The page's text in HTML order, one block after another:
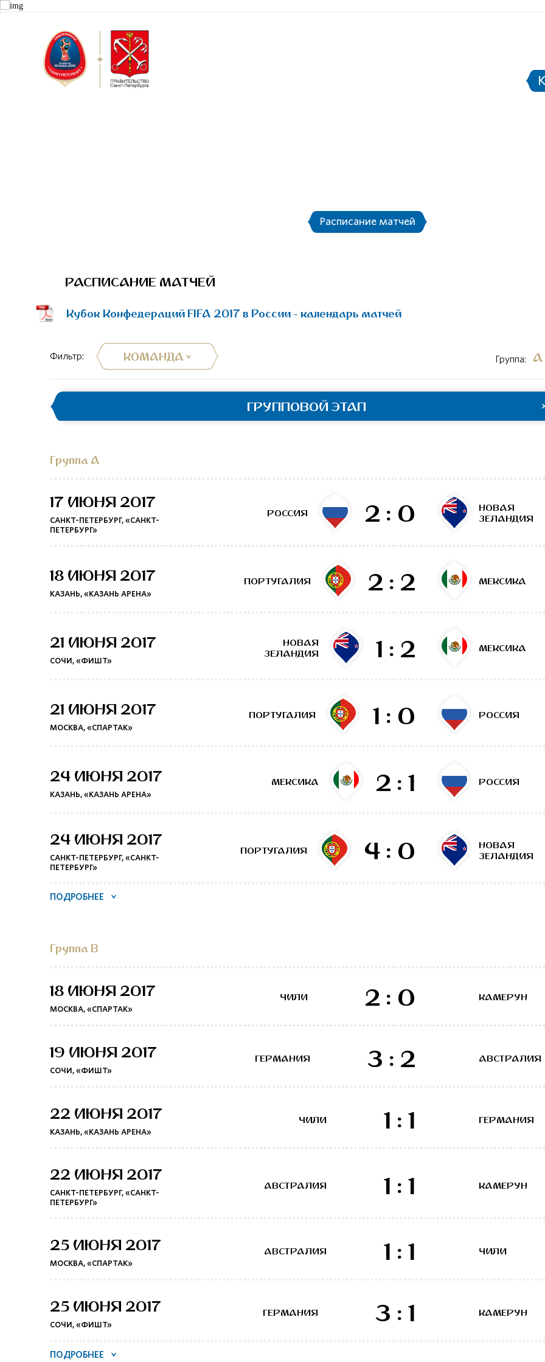
Расписание матчей
РАСПИСАНИЕ МАТЧЕЙ
Кубок Конфедераций FIFA 2017 в России - календарь матчей
Фильтр: КОМАНДА Группа: A
ГРУППОВОЙ ЭТАП
Группа A
17 ИЮНЯ 2017
САНКТ-ПЕТЕРБУРГ, «САНКТ-
ПЕТЕРБУРГ»
РОССИЯ 2:0
НОВАЯ
ЗЕЛАНДИЯ
18 ИЮНЯ 2017
КАЗАНЬ, «КАЗАНЬ АРЕНА»
ПОРТУГАЛИЯ 2:2 МЕКСИКА
21 ИЮНЯ 2017
СОЧИ, «ФИШТ»
НОВАЯ
ЗЕЛАНДИЯ
1:2 МЕКСИКА
21 ИЮНЯ 2017
МОСКВА, «СПАРТАК»
ПОРТУГАЛИЯ 1:0 РОССИЯ
24 ИЮНЯ 2017
КАЗАНЬ, «КАЗАНЬ АРЕНА»
МЕКСИКА 2:1 РОССИЯ
24 ИЮНЯ 2017
САНКТ-ПЕТЕРБУРГ, «САНКТ-
ПЕТЕРБУРГ»
ПОРТУГАЛИЯ 4:0
НОВАЯ
ЗЕЛАНДИЯ
ПОДРОБНЕЕ
Группа B
18 ИЮНЯ 2017
МОСКВА, «СПАРТАК»
ЧИЛИ 2:0 КАМЕРУН
19 ИЮНЯ 2017
СОЧИ, «ФИШТ»
ГЕРМАНИЯ 3:2 АВСТРАЛИЯ
22 ИЮНЯ 2017
КАЗАНЬ, «КАЗАНЬ АРЕНА»
ЧИЛИ 1:1 ГЕРМАНИЯ
22 ИЮНЯ 2017
САНКТ-ПЕТЕРБУРГ, «САНКТ-
ПЕТЕРБУРГ»
АВСТРАЛИЯ 1:1 КАМЕРУН
25 ИЮНЯ 2017
МОСКВА, «СПАРТАК»
АВСТРАЛИЯ 1:1 ЧИЛИ
25 ИЮНЯ 2017
СОЧИ, «ФИШТ»
ГЕРМАНИЯ 3:1 КАМЕРУН
ПОДРОБНЕЕ